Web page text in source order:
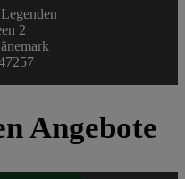
2
Angebote